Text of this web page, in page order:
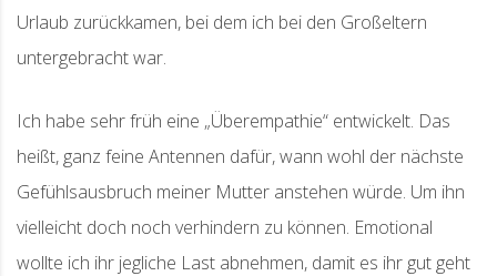
Urlaub zurückkamen, bei dem ich bei den Großeltern
untergebracht war.
Ich habe sehr früh eine „Überempathie“ entwickelt. Das
heißt, ganz feine Antennen dafür, wann wohl der nächste
Gefühlsausbruch meiner Mutter anstehen würde. Um ihn
vielleicht doch noch verhindern zu können. Emotional
wollte ich ihr jegliche Last abnehmen, damit es ihr gut geht